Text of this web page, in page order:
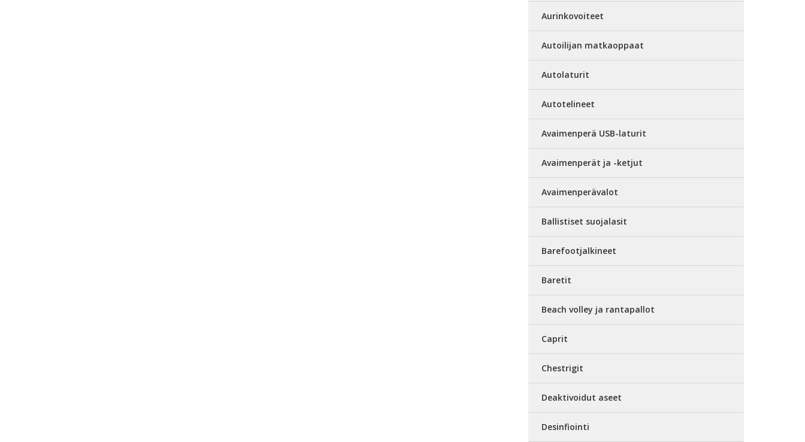
Aurinkovoiteet
Autoilijan matkaoppaat
Autolaturit
Autotelineet
Avaimenperä USB-laturit
Avaimenperät ja -ketjut
Avaimenperävalot
Ballistiset suojalasit
Barefootjalkineet
Baretit
Beach volley ja rantapallot
Caprit
Chestrigit
Deaktivoidut aseet
Desinfiointi